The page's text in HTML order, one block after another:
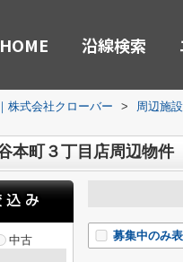
HOME 沿線検索
株式会社クローバー > 周辺施
町３丁目店周辺物件
募集中のみ
中古